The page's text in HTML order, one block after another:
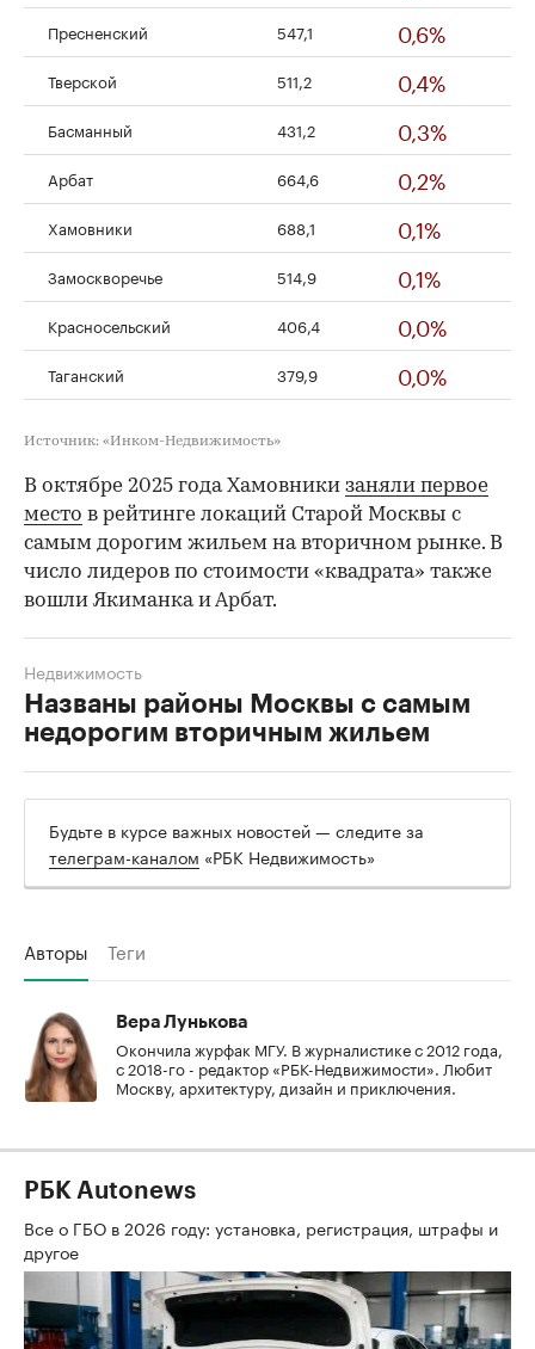
Пресненский 547,1 0,6%
Тверской 511,2 0,4%
Басманный 431,2 0,3%
Арбат 664,6 0,2%
Хамовники 688,1 0,1%
Замоскворечье 514,9 0,1%
Красносельский 406,4 0,0%
Таганский 379,9 0,0%
Источник: «Инком-Недвижимость»
В октябре 2025 года Хамовники заняли первое
место в рейтинге локаций Старой Москвы с
самым дорогим жильем на вторичном рынке. В
число лидеров по стоимости «квадрата» также
вошли Якиманка и Арбат.
Названы районы Москвы с самым
недорогим вторичным жильем
Недвижимость
Будьте в курсе важных новостей — следите за
телеграм-каналом «РБК Недвижимость»
Авторы Теги
Вера Лунькова
Окончила журфак МГУ. В журналистике с 2012 года,
с 2018-го - редактор «РБК-Недвижимости». Любит
Москву, архитектуру, дизайн и приключения.
РБК Autonews
Все о ГБО в 2026 году: установка, регистрация, штрафы и
другое